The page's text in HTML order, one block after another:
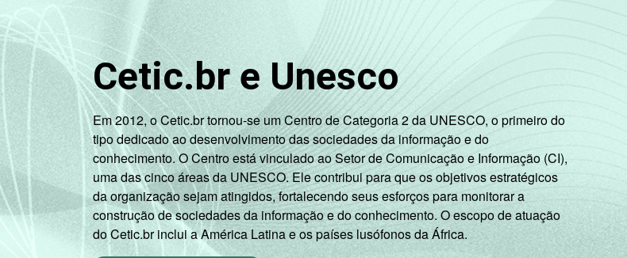
Cetic.br e Unesco
Em 2012, o Cetic.br tornou-se um Centro de Categoria 2 da UNESCO, o primeiro do
tipo dedicado ao desenvolvimento das sociedades da informação e do
conhecimento. O Centro está vinculado ao Setor de Comunicação e Informação (CI),
uma das cinco áreas da UNESCO. Ele contribui para que os objetivos estratégicos
da organização sejam atingidos, fortalecendo seus esforços para monitorar a
construção de sociedades da informação e do conhecimento. O escopo de atuação
do Cetic.br inclui a América Latina e os países lusófonos da África.